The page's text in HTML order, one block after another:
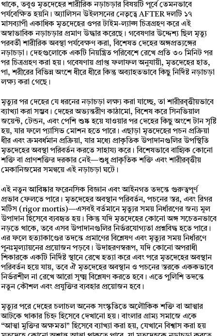
থাকে, তবুও মৃতদেহের শারীরিক নড়াচড়ার বিষয়টি পূর্বে তেমনভাবে
পর্যবেক্ষিত হয়নি। অ্যালিসন উইলসনের নেতৃত্বে AFTER দলটি ১৭
মাসব্যাপী একাধিক মৃতদেহের ওপর টাইম-ল্যাপ্স চিত্রগ্রহণ করে এই
অস্বাভাবিক নড়াচড়ার প্রমাণ উদ্ধার করেছে। গবেষণার উদ্দেশ্য ছিল মৃত্যু
পরবর্তী শারীরিক অবস্থা পর্যবেক্ষণ করা, বিশেষত দেহের অঙ্গপ্রত্যঙ্গের
নড়াচড়া। দেহগুলোকে একটি নিয়ন্ত্রিত পরিবেশে রেখে প্রতি ৩০ মিনিট পর
পর চিত্রগ্রহণ করা হয়। গবেষণায় প্রাপ্ত ফলাফল অনুযায়ী, মৃতদেহের হাত,
পা, শরীরের বিভিন্ন অংশে ধীরে ধীরে কিন্তু অব্যাহতভাবে কিছু নির্দিষ্ট নড়াচড়া
লক্ষ্য করা গেছে।
মৃত্যুর পর দেহের যে ধরনের নড়াচড়া লক্ষ্য করা যাচ্ছে, তা শারীরবৃত্তীয়ভাবে
ব্যাখ্যা করা সম্ভব। দেহের অভ্যন্তরীণ কাঠামো, বিশেষ করে সিনভিয়াল
জয়েন্ট, টেন্ডন, এবং পেশি শুষ্ক হয়ে যাওয়ার পর দেহের কিছু অংশে টান সৃষ্টি
হয়, যার ফলে প্যাসিভ মোশন হতে পারে। এছাড়া মৃতদেহের পচন প্রক্রিয়া
ধীর এবং ক্রমবর্ধমান প্রক্রিয়া, যার মধ্যে প্রাকৃতিক উপাদানগুলির উপস্থিতি
মৃতদেহের অবস্থা পরিবর্তন করতে সাহায্য করে। বিশেষভাবে বাহ্যিক কোনো
শক্তি বা প্রাণশক্তির দরকার নেই—শুধু প্রাকৃতিক শক্তি এবং শারীরবৃত্তীয়
মেকানিজমের সমন্বয়ে এই নড়াচড়া ঘটে।
এই নতুন আবিষ্কার ফরেনসিক বিজ্ঞান এবং আইনগত তদন্তে গুরুত্বপূর্ণ
প্রভাব ফেলতে পারে। মৃতদেহের অবস্থান পরিবর্তন, পচনের স্তর, এবং রিগর
মর্টিস (rigor mortis)—এসবই বর্তমানে মৃত্যুর সময় নির্ধারণের জন্য মূল
উপাদান হিসেবে ব্যবহৃত হয়। কিন্তু যদি মৃতদেহের কোনো অঙ্গ সচেতনভাবে
নড়তে থাকে, তবে এসব উপাদানগুলির নির্ভরযোগ্যতা প্রশ্নবিদ্ধ হতে পারে।
এর ফলে হত্যাকাণ্ডের তদন্তে প্রমাণের বিশ্লেষণ এবং মৃত্যুর সময় নির্ধারণে
পুনঃমূল্যায়নের প্রয়োজন পড়বে। উদাহরণস্বরূপ, যদি কোনো অপরাধী
শিকারকে একটি নির্দিষ্ট স্থানে রেখে হত্যা করে এবং পরে মৃতদেহের অবস্থান
পরিবর্তন হয়ে যায়, তবে ঐ মৃতদেহের অবস্থান ও পচনের স্তরকে এককভাবে
নির্ভরশীল না রেখে আরো সূক্ষ্ম বিশ্লেষণ করতে হবে। এতে পুলিশি তদন্তে
নতুন কৌশল এবং প্রযুক্তির ব্যবহার প্রয়োজন হবে।
মৃত্যুর পরে দেহের চলাচল অনেক সংস্কৃতিতে অলৌকিক শক্তি বা আত্মার
আটকে থাকার চিহ্ন হিসেবে দেখানো হয়। বাংলার গ্রাম্য সমাজে একে
“আত্মা মুক্তির অক্ষমতা” হিসেবে ব্যাখ্যা করা হয়, যেখানে বিশ্বাস করা হয়